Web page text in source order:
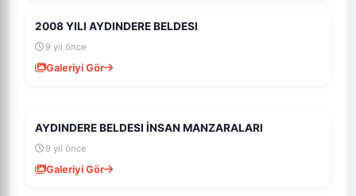
999
2008 YILI AYDINDERE BELDESI
9 yıl önce
Galeriyi Gör
996
AYDINDERE BELDESI İNSAN MANZARALARI
9 yıl önce
Galeriyi Gör